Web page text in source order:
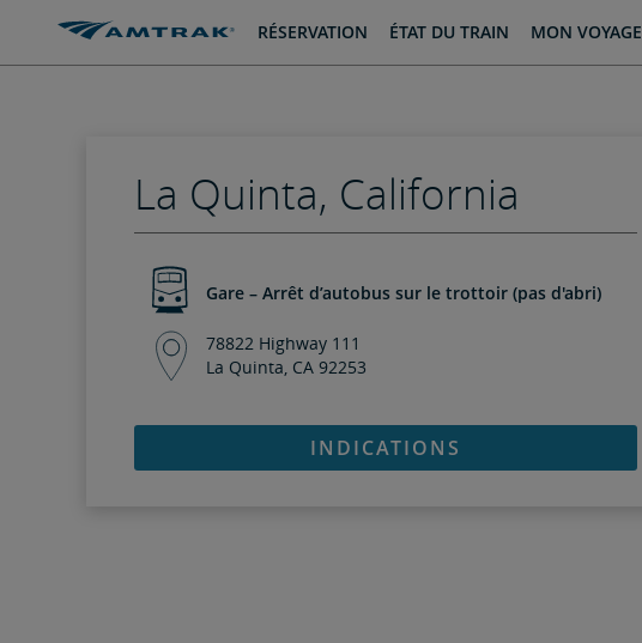
passer
passer
navigation
RÉSERVATION ÉTAT DU TRAIN MON VOYAGE
La Quinta, California
Gare – Arrêt d’autobus sur le trottoir (pas d'abri)
78822 Highway 111
La Quinta, CA 92253
INDICATIONS